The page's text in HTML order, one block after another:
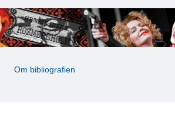
Om bibliografien